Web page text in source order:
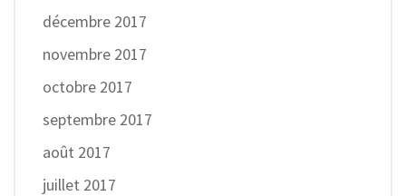
décembre 2017
novembre 2017
octobre 2017
septembre 2017
août 2017
juillet 2017